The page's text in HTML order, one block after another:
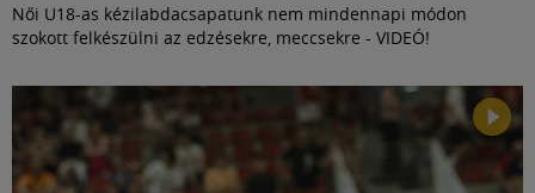
Női U18-as kézilabdacsapatunk nem mindennapi módon
szokott felkészülni az edzésekre, meccsekre - VIDEÓ!
English